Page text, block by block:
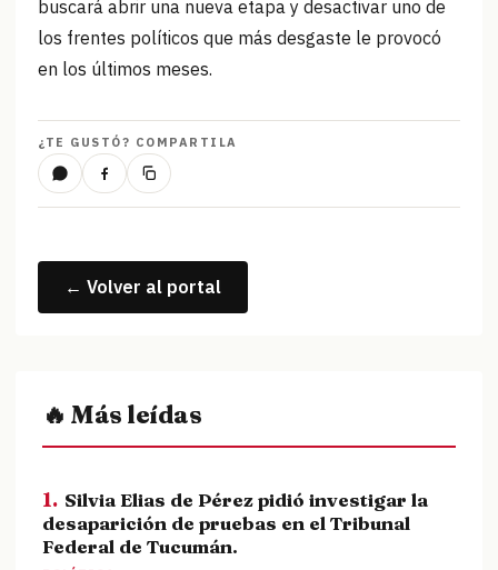
buscará abrir una nueva etapa y desactivar uno de
los frentes políticos que más desgaste le provocó
en los últimos meses.
¿TE GUSTÓ? COMPARTILA
← Volver al portal
🔥 Más leídas
1. Silvia Elias de Pérez pidió investigar la
desaparición de pruebas en el Tribunal
Federal de Tucumán.